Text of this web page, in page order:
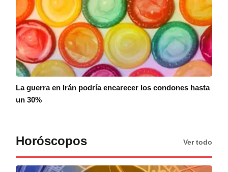
La guerra en Irán podría encarecer los condones hasta
un 30%
Horóscopos Ver todo